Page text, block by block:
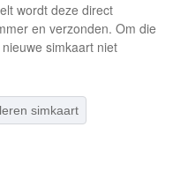
wordt deze direct
en verzonden. Om die
simkaart niet
simkaart